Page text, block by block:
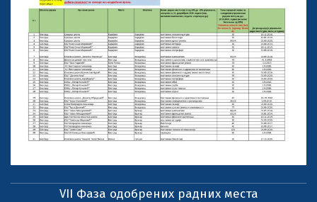
VII Фаза одобрених радних места